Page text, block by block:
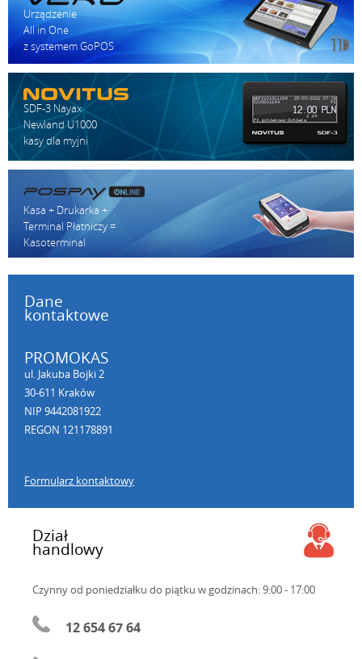
Urządzenie
All in One
z systemem GoPOS
SDF-3 Nayax
Newland U1000
kasy dla myjni
Kasa + Drukarka +
Terminal Płatniczy =
Kasoterminal
Dane
kontaktowe
PROMOKAS
ul. Jakuba Bojki 2
30-611 Kraków
NIP 9442081922
REGON 121178891
Formularz kontaktowy
Dział
handlowy
Czynny od poniedziałku do piątku w godzinach: 9:00 - 17:00
12 654 67 64